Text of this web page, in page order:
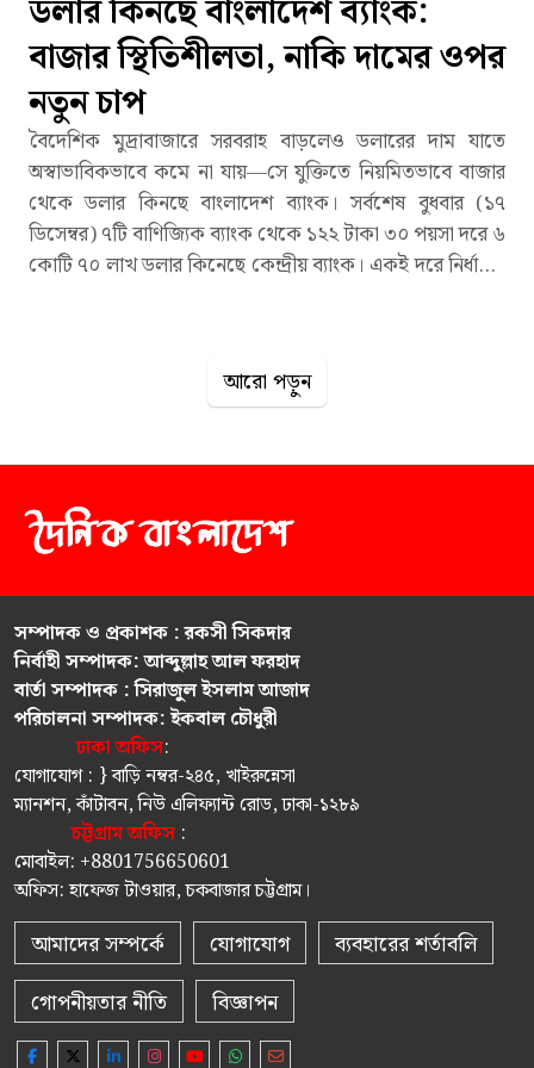
ডলার কিনছে বাংলাদেশ ব্যাংক:
বাজার স্থিতিশীলতা, নাকি দামের ওপর
নতুন চাপ
বৈদেশিক মুদ্রাবাজারে সরবরাহ বাড়লেও ডলারের দাম যাতে
অস্বাভাবিকভাবে কমে না যায়—সে যুক্তিতে নিয়মিতভাবে বাজার
থেকে ডলার কিনছে বাংলাদেশ ব্যাংক। সর্বশেষ বুধবার (১৭
ডিসেম্বর) ৭টি বাণিজ্যিক ব্যাংক থেকে ১২২ টাকা ৩০ পয়সা দরে ৬
কোটি ৭০ লাখ ডলার কিনেছে কেন্দ্রীয় ব্যাংক। একই দরে নির্ধারিত
এখন পর্যন্ত মোট কেনা হয়েছে ২৮৭ কোটি ১৫ লাখ ডলার—যা
আরো পড়ুন
সম্পাদক ও প্রকাশক : রকসী সিকদার
নির্বাহী সম্পাদক: আব্দুল্লাহ আল ফরহাদ
বার্তা সম্পাদক : সিরাজুল ইসলাম আজাদ
পরিচালনা সম্পাদক: ইকবাল চৌধুরী
ঢাকা অফিস:
যোগাযোগ : } বাড়ি নম্বর-২৪৫, খাইরুন্নেসা
ম্যানশন, কাঁটাবন, নিউ এলিফ্যান্ট রোড, ঢাকা-১২৮৯
চট্টগ্রাম অফিস:
মোবাইল: +8801756650601
অফিস: হাফেজ টাওয়ার, চকবাজার চট্টগ্রাম।
আমাদের সম্পর্কে যোগাযোগ
ব্যবহারের শর্তাবলি
গোপনীয়তার নীতি
বিজ্ঞাপন